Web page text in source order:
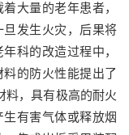
大量的老年患者，
发生火灾，后果将
科的改造过程中，
的防火性能提出了
料，具有极高的耐火
有害气体或释放烟